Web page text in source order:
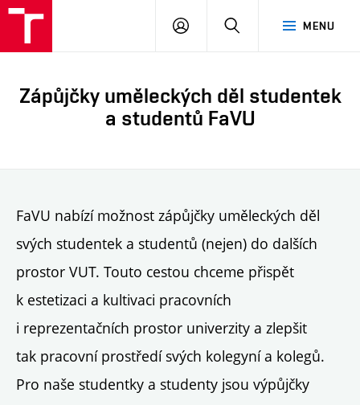
MENU
PŘIHLÁSIT
Zápůjčky uměleckých děl studentek
a studentů FaVU
FaVU nabízí možnost zápůjčky uměleckých děl
svých studentek a studentů (nejen) do dalších
prostor VUT. Touto cestou chceme přispět
k estetizaci a kultivaci pracovních
i reprezentačních prostor univerzity a zlepšit
tak pracovní prostředí svých kolegyní a kolegů.
Pro naše studentky a studenty jsou výpůjčky